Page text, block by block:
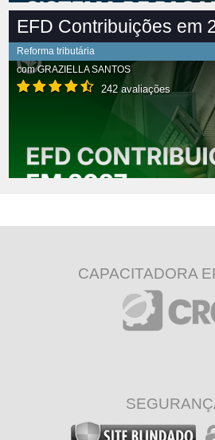
EFD Contribuições em
Reforma tributária
comGRAZIELLA SANTOS
242 avaliações
CAPACITADORA